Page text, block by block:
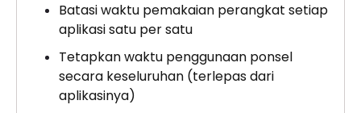
Batasi waktu pemakaian perangkat setiap
aplikasi satu per satu
Tetapkan waktu penggunaan ponsel
secara keseluruhan (terlepas dari
aplikasinya)